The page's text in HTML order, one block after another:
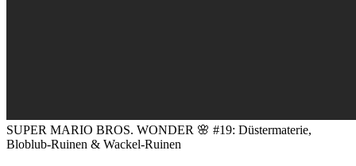
SUPER MARIO BROS. WONDER 🌸 #19: Düstermaterie,
Bloblub-Ruinen & Wackel-Ruinen